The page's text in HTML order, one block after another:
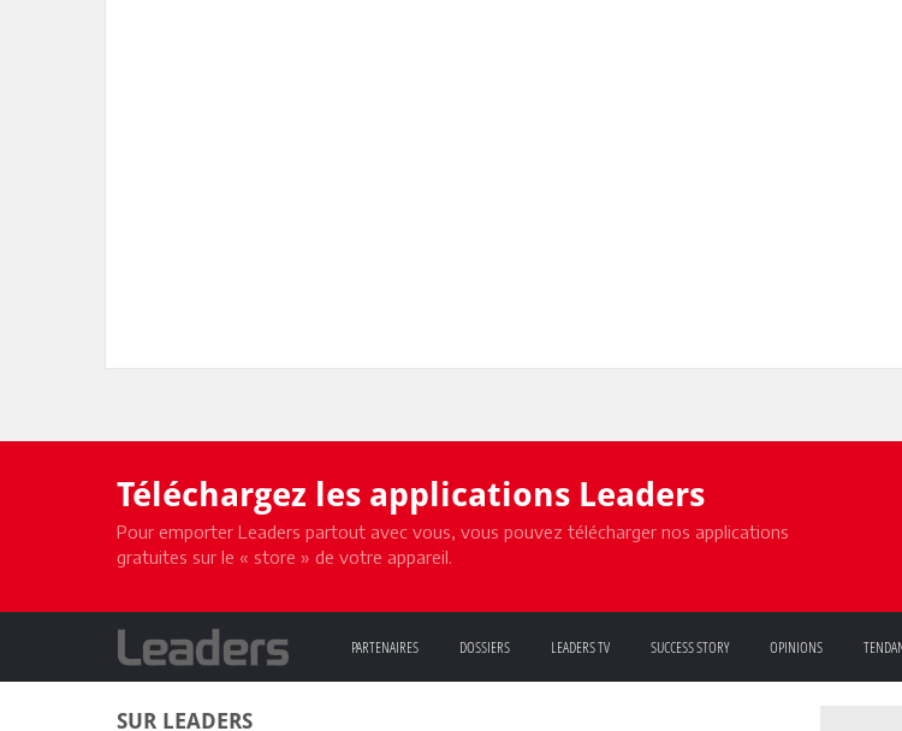
Téléchargez les applications Leaders
Pour emporter Leaders partout avec vous, vous pouvez télécharger nos applications
gratuites sur le « store » de votre appareil.
PARTENAIRES DOSSIERS LEADERS TV SUCCESS STORY OPINIONS
SUR LEADERS